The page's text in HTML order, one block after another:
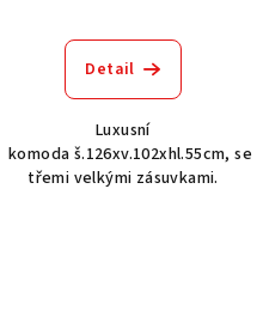
Detail
Luxusní
komoda š.126xv.102xhl.55cm, se
třemi velkými zásuvkami.